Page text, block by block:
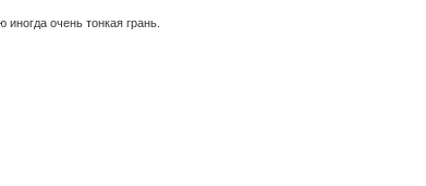
очень тонкая грань.